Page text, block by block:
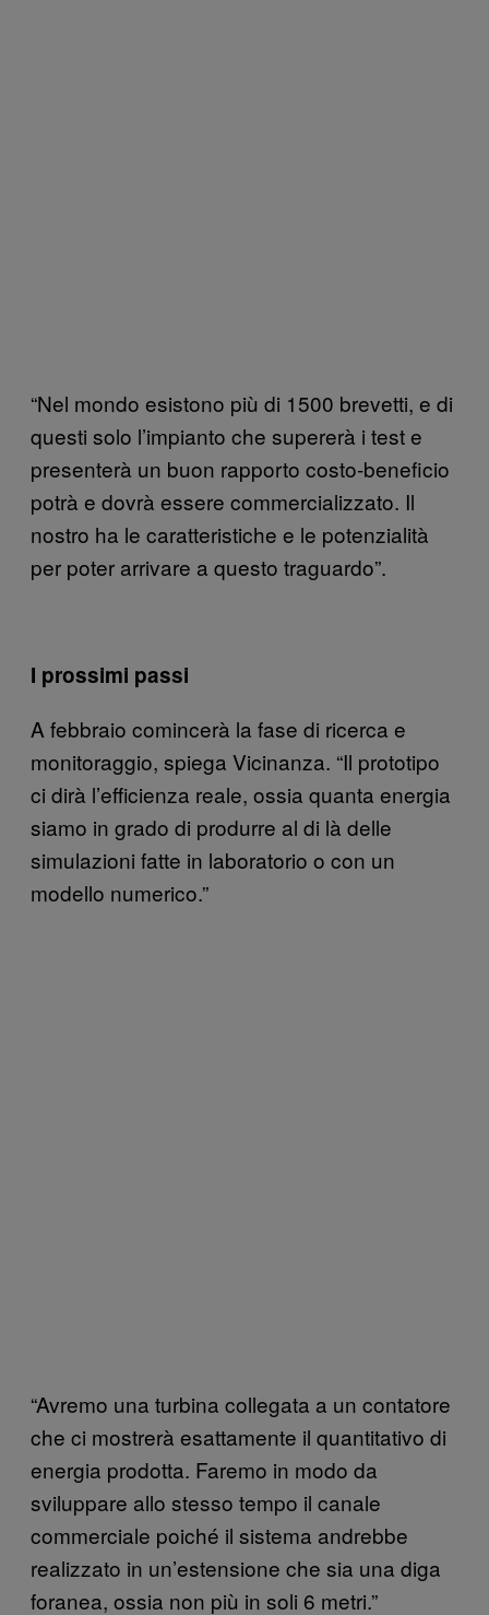
“Nel mondo esistono più di 1500 brevetti, e di
questi solo l’impianto che supererà i test e
presenterà un buon rapporto costo-beneficio
potrà e dovrà essere commercializzato. Il
nostro ha le caratteristiche e le potenzialità
per poter arrivare a questo traguardo”.
I prossimi passi
A febbraio comincerà la fase di ricerca e
monitoraggio, spiega Vicinanza. “Il prototipo
ci dirà l’efficienza reale, ossia quanta energia
siamo in grado di produrre al di là delle
simulazioni fatte in laboratorio o con un
modello numerico.”
“Avremo una turbina collegata a un contatore
che ci mostrerà esattamente il quantitativo di
energia prodotta. Faremo in modo da
sviluppare allo stesso tempo il canale
commerciale poiché il sistema andrebbe
realizzato in un’estensione che sia una diga
foranea, ossia non più in soli 6 metri.”